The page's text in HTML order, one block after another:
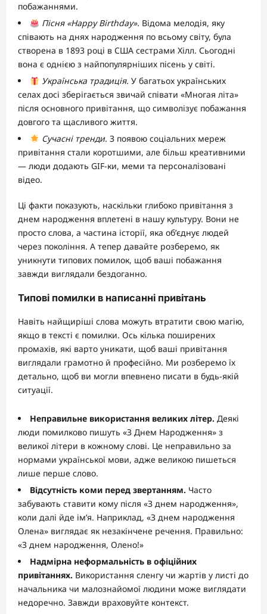
побажаннями.
Пісня «Happy Birthday». Відома мелодія, яку
співають на днях народження по всьому світу, була
створена в 1893 році в США сестрами Хілл. Сьогодні
вона є однією з найпопулярніших пісень у світі.
Українська традиція. У багатьох українських
селах досі зберігається звичай співати «Многая літа»
після основного привітання, що символізує побажання
довгого та щасливого життя.
Сучасні тренди. З появою соціальних мереж
привітання стали коротшими, але більш креативними
— люди додають GIF-ки, меми та персоналізовані
відео.
Ці факти показують, наскільки глибоко привітання з
днем народження вплетені в нашу культуру. Вони не
просто слова, а частина історії, яка об’єднує людей
через покоління. А тепер давайте розберемо, як
уникнути типових помилок, щоб ваші побажання
завжди виглядали бездоганно.
Типові помилки в написанні привітань
Навіть найщиріші слова можуть втратити свою магію,
якщо в тексті є помилки. Ось кілька поширених
промахів, які варто уникати, щоб ваші привітання
виглядали грамотно й професійно. Ми розберемо їх
детально, щоб ви могли впевнено писати в будь-якій
ситуації.
Неправильне використання великих літер. Деякі
люди помилково пишуть «З Днем Народження» з
великої літери в кожному слові. Це неправильно за
нормами української мови, адже великою пишеться
лише перше слово.
Відсутність коми перед звертанням. Часто
забувають ставити кому після «З днем народження»,
коли далі йде ім’я. Наприклад, «З днем народження
Олена» виглядає як незакінчене речення. Правильно:
«З днем народження, Олено!»
Надмірна неформальність в офіційних
привітаннях. Використання сленгу чи жартів у листі до
начальника чи малознайомої людини може виглядати
недоречно. Завжди враховуйте контекст.